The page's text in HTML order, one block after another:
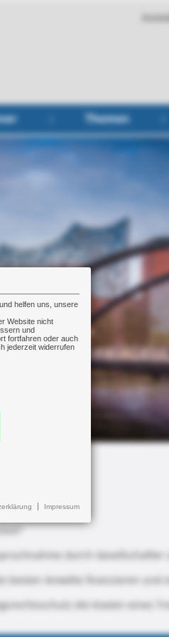
helfen uns, unsere
Website nicht
und
fortfahren oder auch
jederzeit widerrufen
Impressum
Themen
durch Gesellschafter
besten Anwälte finanzieren und
die Kosten eines